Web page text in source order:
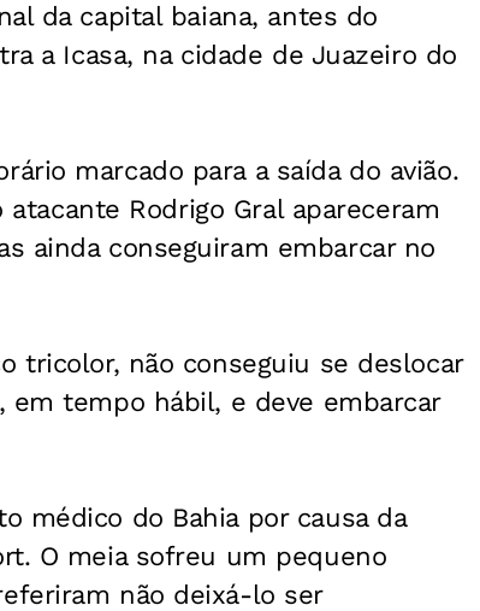
da capital baiana, antes do
a Icasa, na cidade de Juazeiro do
marcado para a saída do avião.
Rodrigo Gral apareceram
ainda conseguiram embarcar no
tricolor, não conseguiu se deslocar
em tempo hábil, e deve embarcar
médico do Bahia por causa da
O meia sofreu um pequeno
não deixá-lo ser